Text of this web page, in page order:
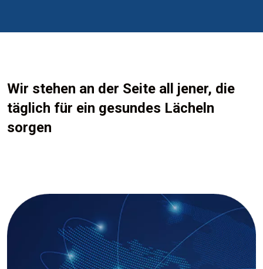
Wir stehen an der Seite all jener, die
täglich für ein gesundes Lächeln
sorgen